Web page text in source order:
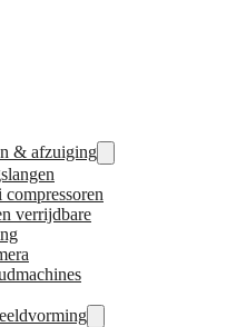
& afzuiging
compressoren
verrijdbare